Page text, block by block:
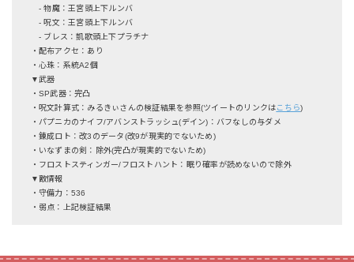
- 物魔：王宮頭上下ルンバ
- 呪文：王宮頭上下ルンバ
- ブレス：凱歌頭上下プラチナ
・配布アクセ：あり
・心珠：系統A2個
▼武器
・SP武器：完凸
・呪文計算式：みるきぃさんの検証結果を参照(ツイートのリンクはこちら)
・パプニカのナイフ/アバンストラッシュ(デイン)：バフなしの与ダメ
・錬成ロト：改3のデータ(改9が現実的でないため)
・いなずまの剣：除外(完凸が現実的でないため)
・フロストスティンガー/フロストハント：眠り確率が読めないので除外
▼敵情報
・守備力：536
・弱点：上記検証結果